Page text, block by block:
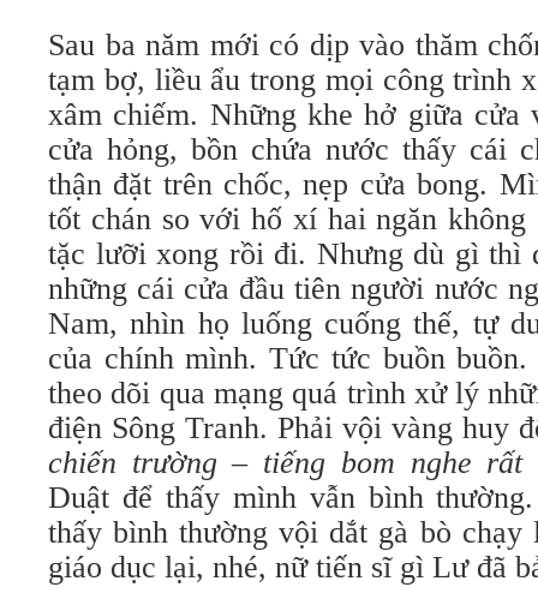
Sau ba năm mới có dịp vào thăm
tạm bợ, liều ẩu trong mọi công trình
xâm chiếm. Những khe hở giữa cửa
cửa hỏng, bồn chứa nước thấy cái
thận đặt trên chốc, nẹp cửa bong.
tốt chán so với hố xí hai ngăn không
tặc lưỡi xong rồi đi. Nhưng dù gì thì
những cái cửa đầu tiên người nước
Nam, nhìn họ luống cuống thế, tự
của chính mình. Tức tức buồn
theo dõi qua mạng quá trình xử lý
điện Sông Tranh. Phải vội vàng huy
chiến trường – tiếng bom nghe rất
Duật để thấy mình vẫn bình
thấy bình thường vội dắt gà bò chạy
giáo dục lại, nhé, nữ tiến sĩ gì Lư đã